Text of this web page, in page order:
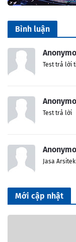
Bình luận
Test trả lời
Test trả lời
Jasa
Mới cập nhật